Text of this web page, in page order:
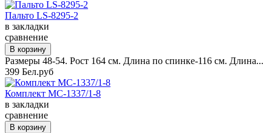
Пальто LS-8295-2
в закладки
сравнение
Размеры 48-54. Рост 164 см. Длина по спинке-116 см. Длина...
399 Бел.руб
Комплект MC-1337/1-8
в закладки
сравнение